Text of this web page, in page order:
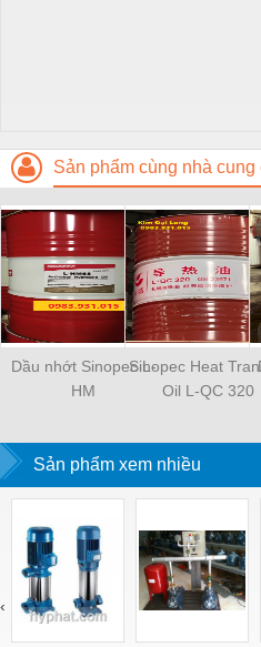
Sản phẩm cùng nhà cung
Dầu nhớt Sinopec L-
HM
Sinopec Heat
Oil L-QC 320
Sản phẩm xem nhiều
‹